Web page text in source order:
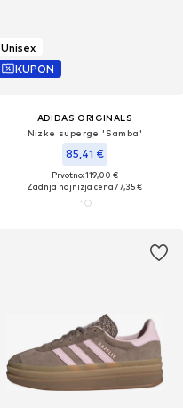
Unisex
KUPON
ADIDAS ORIGINALS
Nizke superge 'Samba'
85,41 €
Prvotno: 119,00 €
Zadnja najnižja cena77,35 €